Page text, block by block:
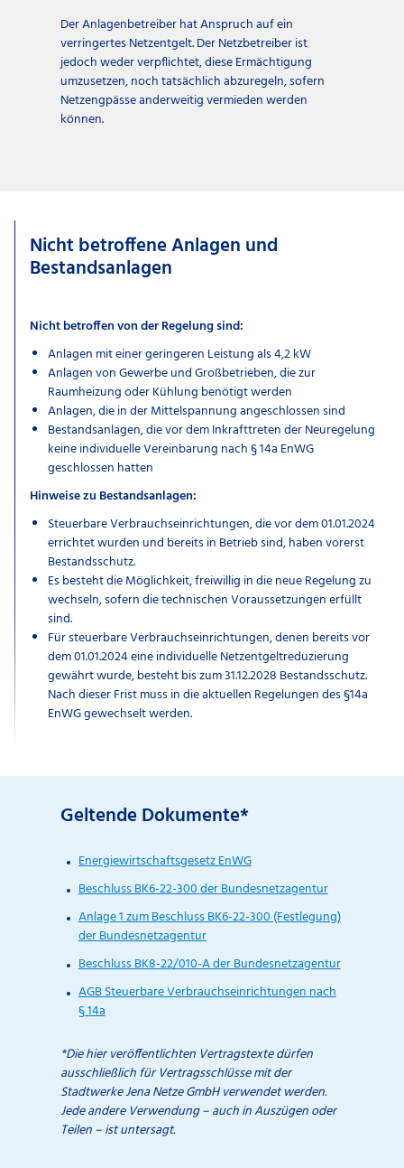
Der Anlagenbetreiber hat Anspruch auf ein
verringertes Netzentgelt. Der Netzbetreiber ist
jedoch weder verpflichtet, diese Ermächtigung
umzusetzen, noch tatsächlich abzuregeln, sofern
Netzengpässe anderweitig vermieden werden
können.
Nicht betroffene Anlagen und
Bestandsanlagen
Nicht betroffen von der Regelung sind:
Anlagen mit einer geringeren Leistung als 4,2 kW
Anlagen von Gewerbe und Großbetrieben, die zur
Raumheizung oder Kühlung benötigt werden
Anlagen, die in der Mittelspannung angeschlossen sind
Bestandsanlagen, die vor dem Inkrafttreten der Neuregelung
keine individuelle Vereinbarung nach § 14a EnWG
geschlossen hatten
Hinweise zu Bestandsanlagen:
Steuerbare Verbrauchseinrichtungen, die vor dem 01.01.2024
errichtet wurden und bereits in Betrieb sind, haben vorerst
Bestandsschutz.
Es besteht die Möglichkeit, freiwillig in die neue Regelung zu
wechseln, sofern die technischen Voraussetzungen erfüllt
sind.
Für steuerbare Verbrauchseinrichtungen, denen bereits vor
dem 01.01.2024 eine individuelle Netzentgeltreduzierung
gewährt wurde, besteht bis zum 31.12.2028 Bestandsschutz.
Nach dieser Frist muss in die aktuellen Regelungen des §14a
EnWG gewechselt werden.
Geltende Dokumente*
Energiewirtschaftsgesetz EnWG
Beschluss BK6-22-300 der Bundesnetzagentur
Anlage 1 zum Beschluss BK6-22-300 (Festlegung)
der Bundesnetzagentur
Beschluss BK8-22/010-A der Bundesnetzagentur
AGB Steuerbare Verbrauchseinrichtungen nach
§ 14a
*Die hier veröffentlichten Vertragstexte dürfen
ausschließlich für Vertragsschlüsse mit der
Stadtwerke Jena Netze GmbH verwendet werden.
Jede andere Verwendung – auch in Auszügen oder
Teilen – ist untersagt.